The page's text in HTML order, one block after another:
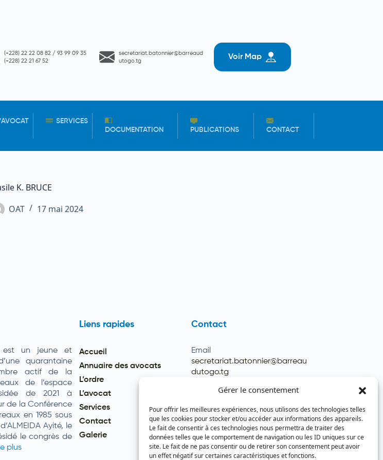
Gérer le consentement
Pour offrir les meilleures expériences, nous utilisons des technologies telles
que les cookies pour stocker et/ou accéder aux informations des appareils.
Le fait de consentir à ces technologies nous permettra de traiter des
données telles que le comportement de navigation ou les ID uniques sur ce
site. Le fait de ne pas consentir ou de retirer son consentement peut avoir
un effet négatif sur certaines caractéristiques et fonctions.
(+228) 22 22 08 82 / 93 99 09 35
(+228) 22 21 67 52
secretariat.batonnier@barreaud
utogo.tg
Voir Map
SERVICES
DOCUMENTATION
PUBLICATIONS CONTACT
K. BRUCE
OAT
17 mai 2024
est un jeune et
quarantaine
actif de la
de l’espace
de 2021 à
de la Conférence
en 1985 sous
Ayité, le
le congrès de
plus
Liens rapides
Accueil
Annuaire des avocats
L’ordre
L’avocat
Services
Contact
Galerie
Contact
Email
secretariat.batonnier@barreau
dutogo.tg
Téléphone
(+228) 22 21 67 52